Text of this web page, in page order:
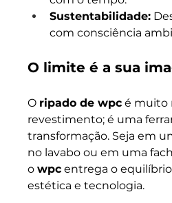
Sustentabilidade:
com consciência
O limite é a sua
O ripado de wpc é muito
revestimento; é uma
transformação. Seja em
no lavabo ou em uma
o wpc entrega o
estética e tecnologia.